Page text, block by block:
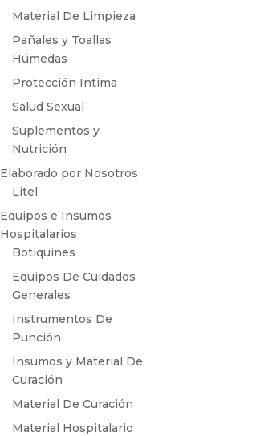
Material De Limpieza
Pañales y Toallas
Húmedas
Protección Intima
Salud Sexual
Suplementos y
Nutrición
Elaborado por Nosotros
Litel
Equipos e Insumos
Hospitalarios
Botiquines
Equipos De Cuidados
Generales
Instrumentos De
Punción
Insumos y Material De
Curación
Material De Curación
Material Hospitalario